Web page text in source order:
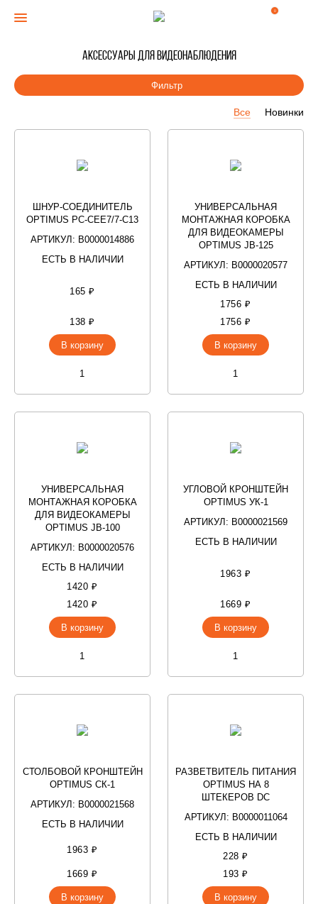
0
Аксессуары для видеонаблюдения
Фильтр
Все Новинки
ШНУР-СОЕДИНИТЕЛЬ
OPTIMUS PC-CEE7/7-С13
АРТИКУЛ: В0000014886
ЕСТЬ В НАЛИЧИИ
165 ₽
138 ₽
В корзину
УНИВЕРСАЛЬНАЯ
МОНТАЖНАЯ КОРОБКА
ДЛЯ ВИДЕОКАМЕРЫ
OPTIMUS JB-125
АРТИКУЛ: В0000020577
ЕСТЬ В НАЛИЧИИ
1756 ₽
1756 ₽
В корзину
УНИВЕРСАЛЬНАЯ
МОНТАЖНАЯ КОРОБКА
ДЛЯ ВИДЕОКАМЕРЫ
OPTIMUS JB-100
АРТИКУЛ: В0000020576
ЕСТЬ В НАЛИЧИИ
1420 ₽
1420 ₽
В корзину
УГЛОВОЙ КРОНШТЕЙН
OPTIMUS УК-1
АРТИКУЛ: В0000021569
ЕСТЬ В НАЛИЧИИ
1963 ₽
1669 ₽
В корзину
СТОЛБОВОЙ КРОНШТЕЙН
OPTIMUS СК-1
АРТИКУЛ: В0000021568
ЕСТЬ В НАЛИЧИИ
1963 ₽
1669 ₽
В корзину
РАЗВЕТВИТЕЛЬ ПИТАНИЯ
OPTIMUS НА 8
ШТЕКЕРОВ DC
АРТИКУЛ: В0000011064
ЕСТЬ В НАЛИЧИИ
228 ₽
193 ₽
В корзину